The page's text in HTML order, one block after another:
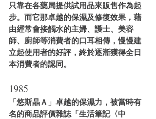
只靠在各藥局提供試用品來販售作為起
步。而它那卓越的保濕及修復效果，藉
由經常會接觸水的主婦、護士、美容
師、廚師等消費者的口耳相傳，慢慢建
立起使用者的好評，終於逐漸獲得全日
本消費者的認同。
1985
「悠斯晶Ａ」卓越的保濕力，被當時有
名的商品評價雜誌「生活筆記〈中